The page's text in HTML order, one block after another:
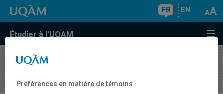
FR EN
Étudier à l'UQAM
COURS//
Préférences en matière de témoins